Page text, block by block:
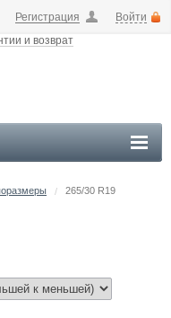
Регистрация Войти
и возврат
/ 265/30 R19